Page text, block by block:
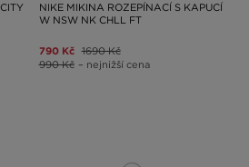
NIKE MIKINA ROZEPÍNACÍ S KAPUCÍ
W NSW NK CHLL FT
790 Kč 1690 Kč
990 Kč – nejnižší cena